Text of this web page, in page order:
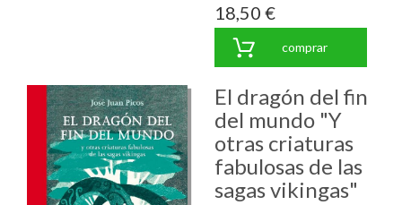
18,50 €
comprar
El dragón del fin
del mundo "Y
otras criaturas
fabulosas de las
sagas vikingas"